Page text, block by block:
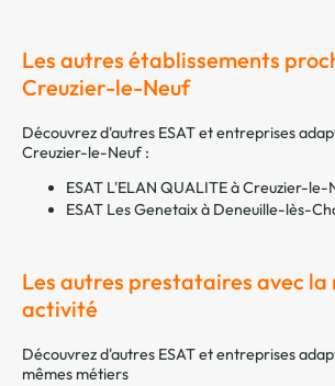
Les autres établissements
Creuzier-le-Neuf
Découvrez d'autres ESAT et entreprises
Creuzier-le-Neuf :
ESAT L'ELAN QUALITE à Creuzier-le-
ESAT Les Genetaix à Deneuille-lès-
Les autres prestataires avec la
activité
Découvrez d'autres ESAT et entreprises
mêmes métiers